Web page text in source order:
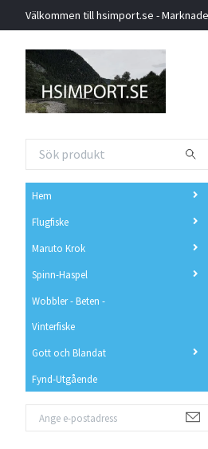
Välkommen till hsimport.se -
Hem
Flugfiske
Maruto Krok
Spinn-Haspel
Wobbler - Beten -
Vinterfiske
Gott och Blandat
Fynd-Utgående